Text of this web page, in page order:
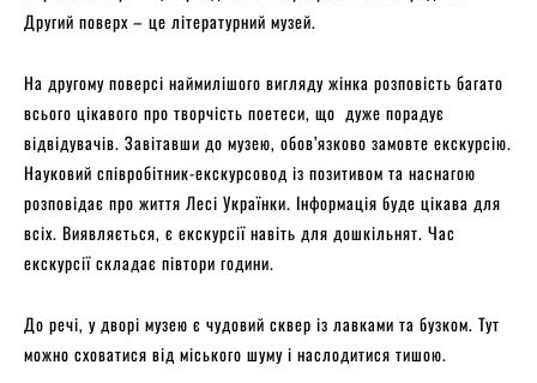
Другий поверх – це літературний музей.
На другому поверсі наймилішого вигляду жінка розповість багато
всього цікавого про творчість поетеси, що дуже порадує
відвідувачів. Завітавши до музею, обов’язково замовте екскурсію.
Науковий співробітник-екскурсовод із позитивом та наснагою
розповідає про життя Лесі Українки. Інформація буде цікава для
всіх. Виявляється, є екскурсії навіть для дошкільнят. Час
екскурсії складає півтори години.
До речі, у дворі музею є чудовий сквер із лавками та бузком. Тут
можно сховатися від міського шуму і наслодитися тишою.